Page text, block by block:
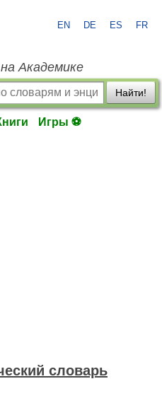
EN DE ES FR
Академике
Найти!
Игры ⚽
словарь